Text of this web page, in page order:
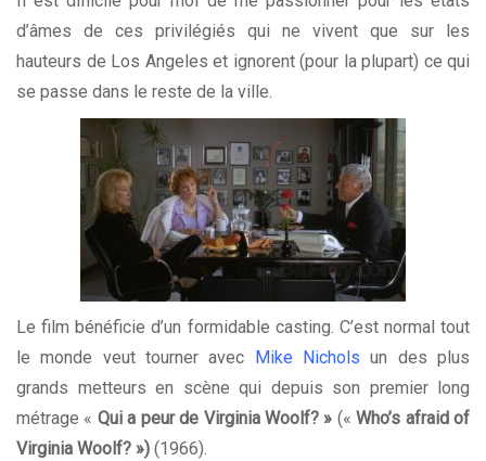
d’âmes de ces privilégiés qui ne vivent que sur les
hauteurs de Los Angeles et ignorent (pour la plupart) ce qui
se passe dans le reste de la ville.
Le film bénéficie d’un formidable casting. C’est normal tout
le monde veut tourner avec
Mike Nichols un des plus
grands metteurs en scène qui depuis son premier long
métrage « Qui a peur de Virginia Woolf? » («Who’s afraid of
Virginia Woolf? ») (1966).